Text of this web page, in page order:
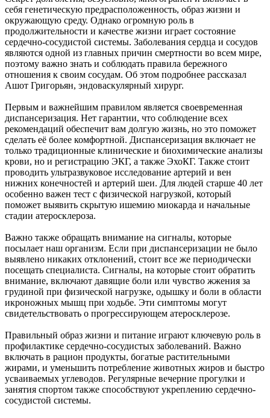
себя генетическую предрасположенность, образ жизни и
окружающую среду. Однако огромную роль в
продолжительности и качестве жизни играет состояние
сердечно-сосудистой системы. Заболевания сердца и сосудов
являются одной из главных причин смертности во всем мире,
поэтому важно знать и соблюдать правила бережного
отношения к своим сосудам. Об этом подробнее рассказал
Ашот Григорьян, эндоваскулярный хирург.
Первым и важнейшим правилом является своевременная
диспансеризация. Нет гарантии, что соблюдение всех
рекомендаций обеспечит вам долгую жизнь, но это поможет
сделать её более комфортной. Диспансеризация включает не
только традиционные клинические и биохимические анализы
крови, но и регистрацию ЭКГ, а также ЭхоКГ. Также стоит
проводить ультразвуковое исследование артерий и вен
нижних конечностей и артерий шеи. Для людей старше 40 лет
особенно важен тест с физической нагрузкой, который
поможет выявить скрытую ишемию миокарда и начальные
стадии атеросклероза.
Важно также обращать внимание на сигналы, которые
посылает наш организм. Если при диспансеризации не было
выявлено никаких отклонений, стоит все же периодически
посещать специалиста. Сигналы, на которые стоит обратить
внимание, включают давящие боли или чувство жжения за
грудиной при физической нагрузке, одышку и боли в области
икроножных мышц при ходьбе. Эти симптомы могут
свидетельствовать о прогрессирующем атеросклерозе.
Правильный образ жизни и питание играют ключевую роль в
профилактике сердечно-сосудистых заболеваний. Важно
включать в рацион продукты, богатые растительными
жирами, и уменьшить потребление животных жиров и быстро
усваиваемых углеводов. Регулярные вечерние прогулки и
занятия спортом также способствуют укреплению сердечно-
сосудистой системы.